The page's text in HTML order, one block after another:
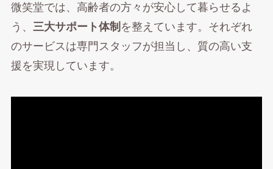
微笑堂では、高齢者の方々が安心して暮らせるよ
う、 三大サポート体制 を整えています。それぞれ
のサービスは専門スタッフが担当し、質の高い支
援を実現しています。